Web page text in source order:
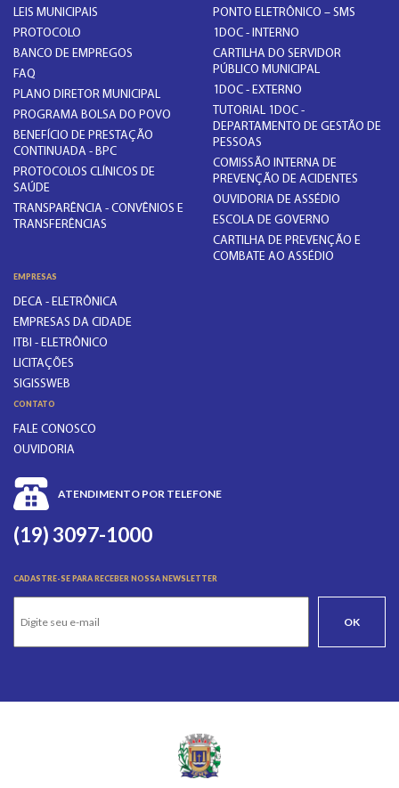
LEIS MUNICIPAIS
PROTOCOLO
BANCO DE EMPREGOS
FAQ
PLANO DIRETOR MUNICIPAL
PROGRAMA BOLSA DO POVO
BENEFÍCIO DE PRESTAÇÃO
CONTINUADA - BPC
PROTOCOLOS CLÍNICOS DE
SAÚDE
TRANSPARÊNCIA - CONVÊNIOS E
TRANSFERÊNCIAS
PONTO ELETRÔNICO – SMS
1DOC - INTERNO
CARTILHA DO SERVIDOR
PÚBLICO MUNICIPAL
1DOC - EXTERNO
TUTORIAL 1DOC -
DEPARTAMENTO DE GESTÃO DE
PESSOAS
COMISSÃO INTERNA DE
PREVENÇÃO DE ACIDENTES
OUVIDORIA DE ASSÉDIO
ESCOLA DE GOVERNO
CARTILHA DE PREVENÇÃO E
COMBATE AO ASSÉDIO
EMPRESAS
DECA - ELETRÔNICA
EMPRESAS DA CIDADE
ITBI - ELETRÔNICO
LICITAÇÕES
SIGISSWEB
CONTATO
FALE CONOSCO
OUVIDORIA
ATENDIMENTO POR TELEFONE
(19) 3097-1000
CADASTRE-SE PARA RECEBER NOSSA NEWSLETTER
OK